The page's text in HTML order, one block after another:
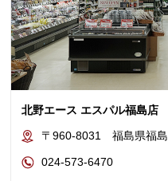
北野エース エスパル福島店
〒960-8031 福島県福島
024-573-6470